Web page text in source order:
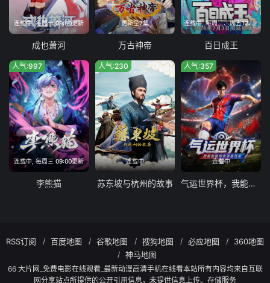
连载中, 每周一 09:00更新
成也萧河
更新至7集
万古神帝
连载中, 每周二、周五12:00更新
百日成王
连载中, 每周三 09:00更新
人气:997
李熊猫
连载中
人气:230
苏东坡与杭州的故事
连载中
人气:357
气运世界杯，我能复制所有球星技能
RSS订阅 百度地图 谷歌地图 搜狗地图 必应地图
360地图
神马地图
66 大片网_免费电影在线观看_最新动漫高清手机在线看本站所有内容均来自互联
网分享站点所提供的公开引用信息，未提供信息上传、存储服务